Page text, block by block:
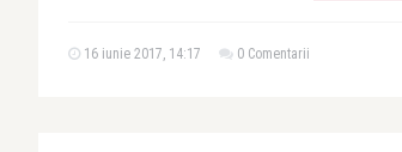
16 iunie 2017, 14:17 0 Comentarii